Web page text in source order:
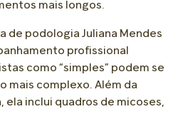
mais longos.
de podologia Juliana Mendes
profissional
como “simples” podem se
mais complexo. Além da
ela inclui quadros de micoses,